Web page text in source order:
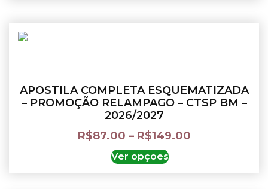
APOSTILA COMPLETA ESQUEMATIZADA
– PROMOÇÃO RELAMPAGO – CTSP BM –
2026/2027
R$87.00 – R$149.00
Ver opções